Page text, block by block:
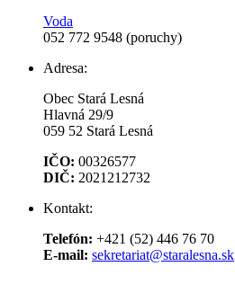
Voda
052 772 9548 (poruchy)
Adresa:
Obec Stará Lesná
Hlavná 29/9
059 52 Stará Lesná
IČO: 00326577
DIČ: 2021212732
Kontakt:
Telefón: +421 (52) 446 76 70
E­‑mail: sekretariat@staralesna.sk